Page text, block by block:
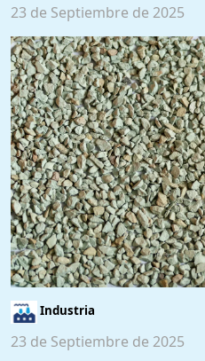
23 de Septiembre de 2025
Industria
23 de Septiembre de 2025